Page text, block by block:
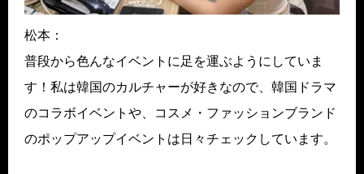
松本：
普段から色んなイベントに足を運ぶようにしていま
す！私は韓国のカルチャーが好きなので、韓国ドラマ
のコラボイベントや、コスメ・ファッションブランド
のポップアップイベントは日々チェックしています。